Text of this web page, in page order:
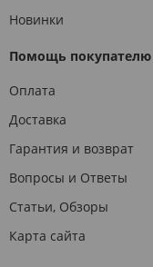
Новинки
Помощь покупателю
Оплата
Доставка
Гарантия и возврат
Вопросы и Ответы
Статьи, Обзоры
Карта сайта